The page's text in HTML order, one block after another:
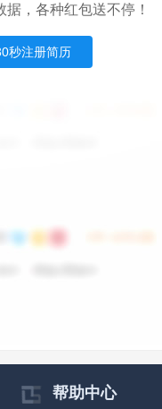
，各种红包送不停！
秒注册简历
帮助中心